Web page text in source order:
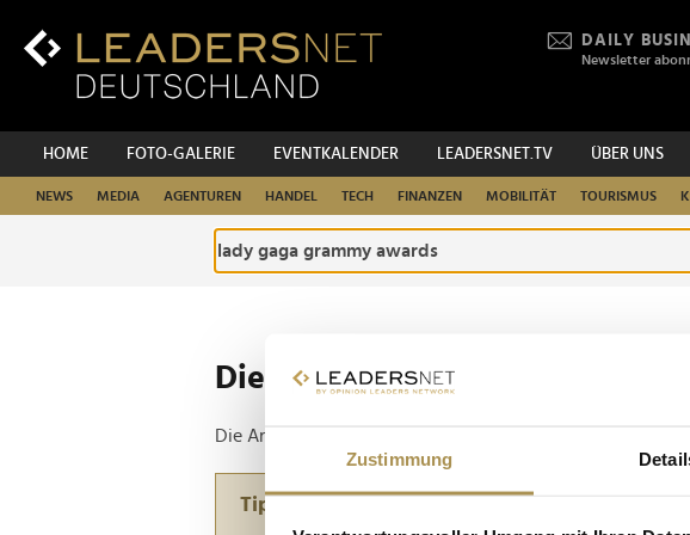
Zustimmung
Inhalt
DAILY
Newsletter
HOME FOTO-GALERIE EVENTKALENDER LEADERSNET.TV ÜBER UNS
NEWS MEDIA AGENTUREN HANDEL TECH FINANZEN MOBILITÄT TOURISMUS
Die ganze Website durchsuchen
Die Anfrage ergab 1 Treffer.
Tipp